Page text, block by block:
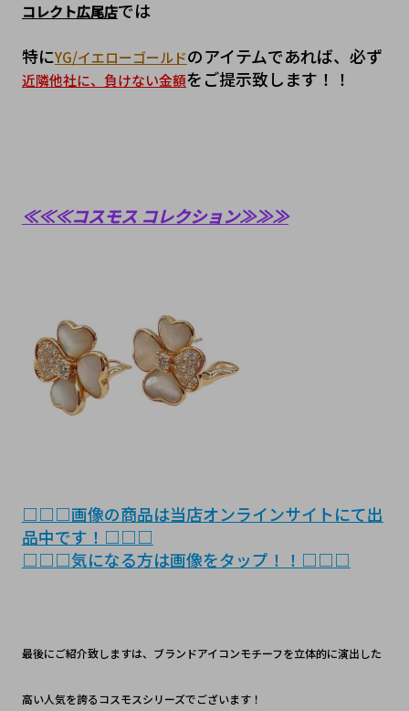
コレクト広尾店では
特にYG/イエローゴールドのアイテムであれば、必ず
近隣他社に、負けない金額をご提示致します！！
≪≪≪コスモス コレクション≫≫≫
□□□画像の商品は当店オンラインサイトにて出
品中です！□□□
□□□気になる方は画像をタップ！！□□□
最後にご紹介致しますは、ブランドアイコンモチーフを立体的に演出した
高い人気を誇るコスモスシリーズでございます！